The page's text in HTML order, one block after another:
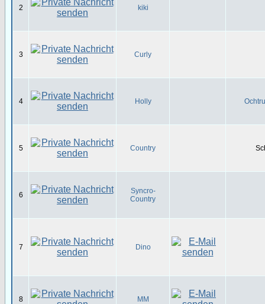
2 kiki
3 Curly
4 Holly
5 Country
6
Syncro-
Country
7 Dino
8 MM